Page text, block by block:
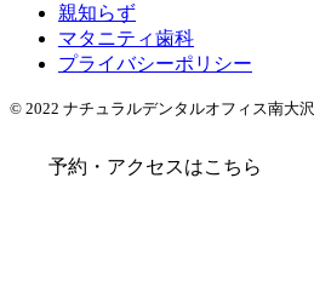
親知らず
マタニティ歯科
プライバシーポリシー
© 2022 ナチュラルデンタルオフィス南大沢
予約・アクセスはこちら